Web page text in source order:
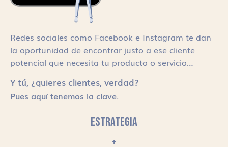
Redes sociales como Facebook e Instagram te dan
la oportunidad de encontrar justo a ese cliente
potencial que necesita tu producto o servicio…
Y tú, ¿quieres clientes, verdad?
Pues aquí tenemos la clave.
ESTRATEGIA
+